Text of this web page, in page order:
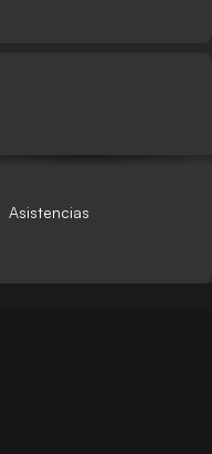
Asistencias